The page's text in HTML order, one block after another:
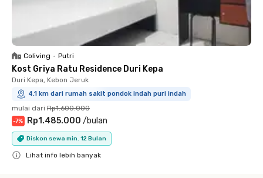
Coliving • Putri
Kost Griya Ratu Residence Duri Kepa
Duri Kepa, Kebon Jeruk
4.1 km dari rumah sakit pondok indah puri indah
mulai dari Rp1.600.000
-7% Rp1.485.000 /bulan
Diskon sewa min. 12 Bulan
Lihat info lebih banyak